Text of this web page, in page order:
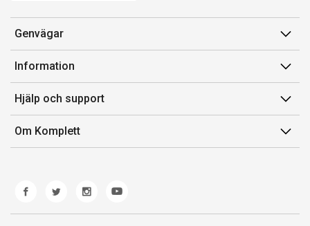
Genvägar
Konto
Orderhistorik
Presentkort
Komplett Club
Information
Försäljningsvillkor
Medlemsvillkor for Komplett Club
Lediga tjänster
Hjälp och support
Kontakta oss
Kundservice
Produkthjälp och retur
Felsökning och guider
Om Komplett